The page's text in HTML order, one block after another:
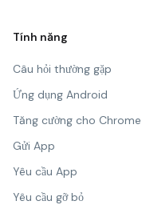
Tính năng
Câu hỏi thường gặp
Ứng dụng Android
Tăng cường cho Chrome
Gửi App
Yêu cầu App
Yêu cầu gỡ bỏ